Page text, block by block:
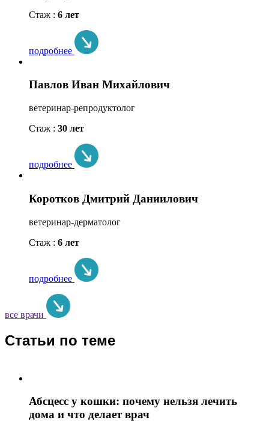
Стаж : 6 лет
подробнее
Павлов Иван Михайлович
ветеринар-репродуктолог
Стаж : 30 лет
подробнее
Коротков Дмитрий Даниилович
ветеринар-дерматолог
Стаж : 6 лет
подробнее
все врачи
Статьи по теме
Абсцесс у кошки: почему нельзя лечить
дома и что делает врач